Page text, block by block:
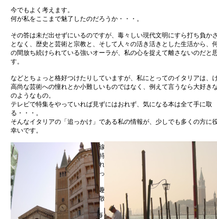
今でもよく考えます。
何が私をここまで魅了したのだろうか・・・。
その答は未だ出せずにいるのですが、毒々しい現代文明にすら打ち負か
となく、歴史と芸術と宗教と、そして人々の活き活きとした生活から、
の間放ち続けられている強いオーラが、私の心を捉えて離さないのだと
す。
などとちょっと格好つけたりしていますが、私にとってのイタリアは、
高尚な芸術への憧れとか小難しいものではなく、例えて言うなら大好き
のようなもの。
テレビで特集をやっていれば見ずにはおれず、気になる本は全て手に取
る・・・。
そんなイタリアの「追っかけ」である私の情報が、少しでも多くの方に
幸いです。
そして更にもうひとつの私の琴線に共鳴したもの・・・。
それがイタリア語です。その独特なリズムと音色が、私の耳にとても心
き、まるで楽器の音色に魅せられてそれを習い始めるかのごとく、イタ
勉強にまで手を伸ばすこととなってしまったのです。
イタリアと出会うまでの私は無趣味で、仕事をして、家に帰ったらテレ
て、寝て、食べて、休みの日は散歩して、と繰り返すだけの毎日でした
“Buon Giorno!”の一言が、私の毎日を潤いのあるものにかえてくれたの